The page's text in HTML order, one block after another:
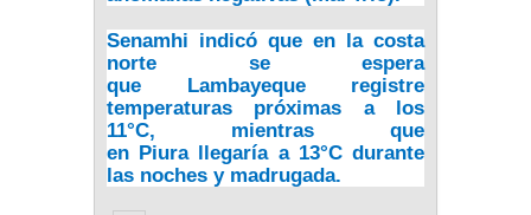
Senamhi indicó que en la costa
norte se espera
que Lambayeque
registre
temperaturas próximas a los
11°C, mientras que
en Piura llegaría a 13°C durante
las noches y madrugada.